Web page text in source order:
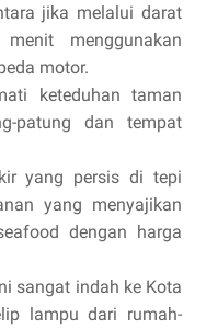
jika melalui darat
menggunakan
motor.
keteduhan taman
patung dan tempat
yang persis di tepi
yang menyajikan
dengan harga
sangat indah ke Kota
lampu dari rumah-